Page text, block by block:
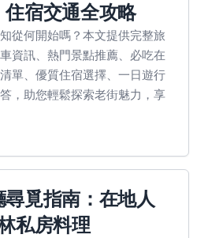
宿交通全攻略
從何開始嗎？本文提供完整旅
資訊、熱門景點推薦、必吃在
單、優質住宿選擇、一日遊行
，助您輕鬆探索老街魅力，享
覓指南：在地人
私房料理